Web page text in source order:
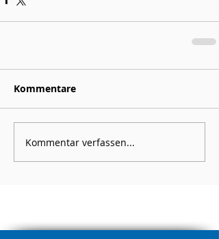
Kommentare
Kommentar verfassen...